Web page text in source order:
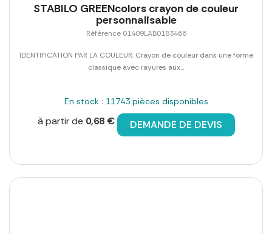
STABILO GREENcolors crayon de couleur
personnalisable
Référence 01409LAB0183466
IDENTIFICATION PAR LA COULEUR. Crayon de couleur dans une forme
classique avec rayures aux...
En stock : 11743 pièces disponibles
à partir de 0,68 € DEMANDE DE DEVIS